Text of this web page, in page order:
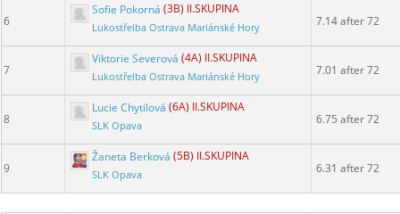
6
Sofie Pokorná (3B) II.SKUPINA
Lukostřelba Ostrava Mariánské Hory 7.14 after 72
7
Viktorie Severová (4A) II.SKUPINA
Lukostřelba Ostrava Mariánské Hory 7.01 after 72
8
Lucie Chytilová (6A) II.SKUPINA
SLK Opava 6.75 after 72
9
Žaneta Berková (5B) II.SKUPINA
SLK Opava 6.31 after 72